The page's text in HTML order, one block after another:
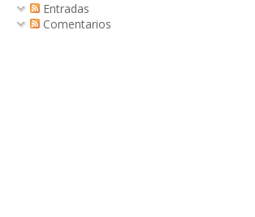
Entradas
Comentarios